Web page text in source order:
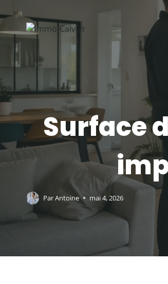
au
contenu
Surface
ParAntoine mai 4, 2026